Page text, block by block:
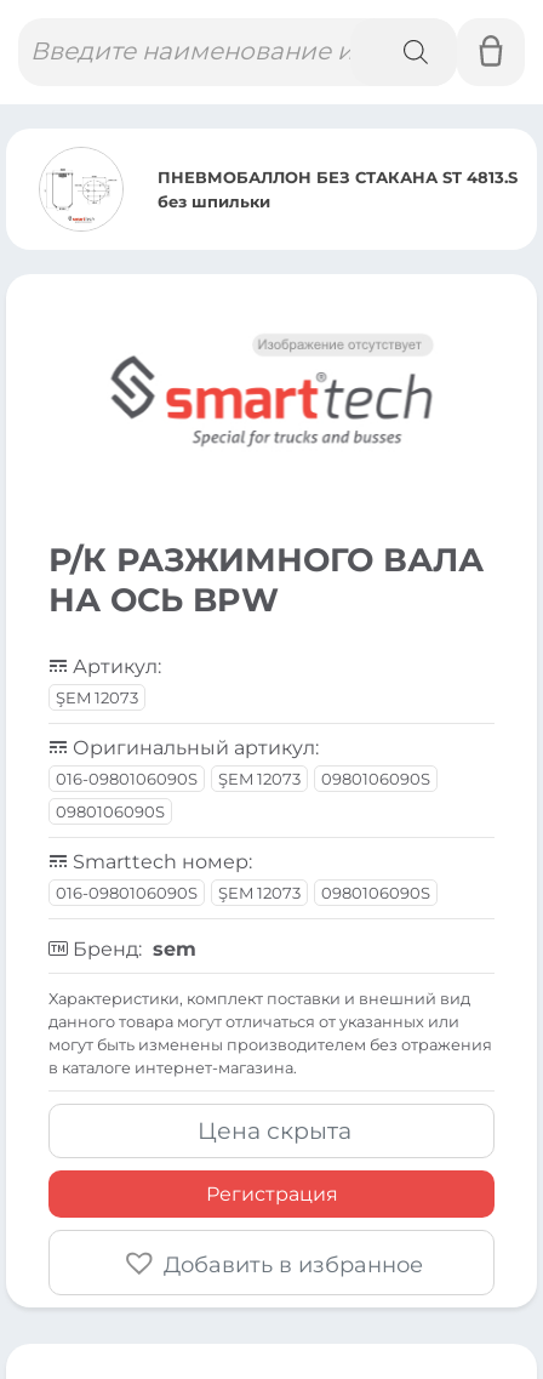
товаров
БЕЗ СТАКАНА ST 4813.S
Р/К РАЗЖИМНОГО ВАЛА
НА ОСЬ BPW
Артикул:
ŞEM 12073
Оригинальный артикул:
016-0980106090S ŞEM 12073
0980106090S
0980106090S
Smarttech номер:
016-0980106090S ŞEM 12073 0980106090S
Бренд: sem
Xарактеристики, комплект поставки и внешний вид
данного товара могут отличаться от указанных или
могут быть изменены производителем без отражения
в каталоге интернет-магазина.
Цена скрыта
Регистрация
Добавить в избранное